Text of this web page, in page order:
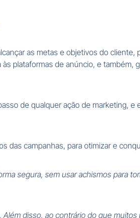
as metas e objetivos do cliente,
plataformas de anúncio, e também,
de qualquer ação de marketing, e
das campanhas, para otimizar e
segura, sem usar achismos para
disso, ao contrário do que